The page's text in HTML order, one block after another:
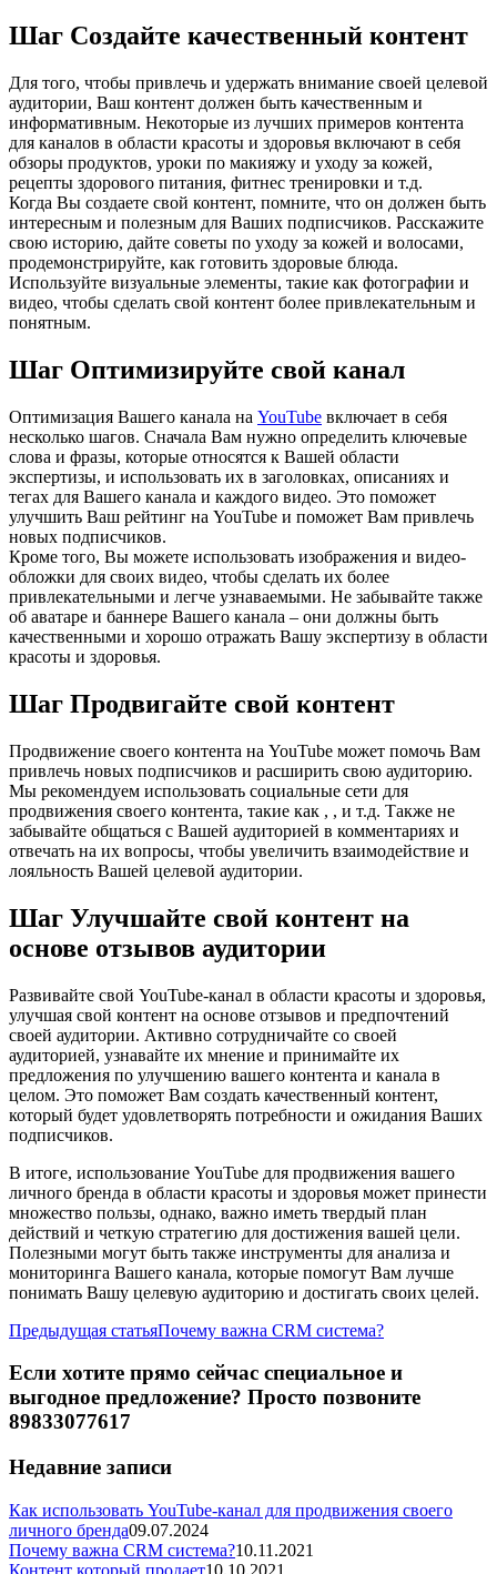
Шаг Создайте качественный контент
Для того, чтобы привлечь и удержать внимание своей целевой
аудитории, Ваш контент должен быть качественным и
информативным. Некоторые из лучших примеров контента
для каналов в области красоты и здоровья включают в себя
обзоры продуктов, уроки по макияжу и уходу за кожей,
рецепты здорового питания, фитнес тренировки и т.д.
Когда Вы создаете свой контент, помните, что он должен быть
интересным и полезным для Ваших подписчиков. Расскажите
свою историю, дайте советы по уходу за кожей и волосами,
продемонстрируйте, как готовить здоровые блюда.
Используйте визуальные элементы, такие как фотографии и
видео, чтобы сделать свой контент более привлекательным и
понятным.
Шаг Оптимизируйте свой канал
Оптимизация Вашего канала на YouTube включает в себя
несколько шагов. Сначала Вам нужно определить ключевые
слова и фразы, которые относятся к Вашей области
экспертизы, и использовать их в заголовках, описаниях и
тегах для Вашего канала и каждого видео. Это поможет
улучшить Ваш рейтинг на YouTube и поможет Вам привлечь
новых подписчиков.
Кроме того, Вы можете использовать изображения и видео-
обложки для своих видео, чтобы сделать их более
привлекательными и легче узнаваемыми. Не забывайте также
об аватаре и баннере Вашего канала – они должны быть
качественными и хорошо отражать Вашу экспертизу в области
красоты и здоровья.
Шаг Продвигайте свой контент
Продвижение своего контента на YouTube может помочь Вам
привлечь новых подписчиков и расширить свою аудиторию.
Мы рекомендуем использовать социальные сети для
продвижения своего контента, такие как , , и т.д. Также не
забывайте общаться с Вашей аудиторией в комментариях и
отвечать на их вопросы, чтобы увеличить взаимодействие и
лояльность Вашей целевой аудитории.
Шаг Улучшайте свой контент на
основе отзывов аудитории
Развивайте свой YouTube-канал в области красоты и здоровья,
улучшая свой контент на основе отзывов и предпочтений
своей аудитории. Активно сотрудничайте со своей
аудиторией, узнавайте их мнение и принимайте их
предложения по улучшению вашего контента и канала в
целом. Это поможет Вам создать качественный контент,
который будет удовлетворять потребности и ожидания Ваших
подписчиков.
В итоге, использование YouTube для продвижения вашего
личного бренда в области красоты и здоровья может принести
множество пользы, однако, важно иметь твердый план
действий и четкую стратегию для достижения вашей цели.
Полезными могут быть также инструменты для анализа и
мониторинга Вашего канала, которые помогут Вам лучше
понимать Вашу целевую аудиторию и достигать своих целей.
Предыдущая статьяПочему важна CRM система?
Если хотите прямо сейчас специальное и
выгодное предложение? Просто позвоните
89833077617
Недавние записи
Как использовать YouTube-канал для продвижения своего
личного бренда09.07.2024
Почему важна CRM система?10.11.2021
Контент который продает10.10.2021